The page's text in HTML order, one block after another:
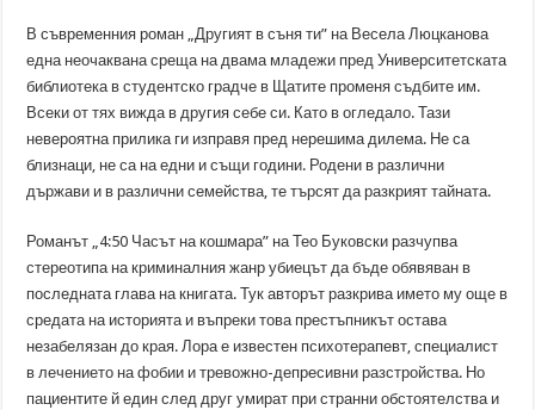
В съвременния роман „Другият в съня ти” на Весела Люцканова
една неочаквана среща на двама младежи пред Университетската
библиотека в студентско градче в Щатите променя съдбите им.
Всеки от тях вижда в другия себе си. Като в огледало. Тази
невероятна прилика ги изправя пред нерешима дилема. Не са
близнаци, не са на едни и същи години. Родени в различни
държави и в различни семейства, те търсят да разкрият тайната.
Романът „4:50 Часът на кошмара” на Тео Буковски разчупва
стереотипа на криминалния жанр убиецът да бъде обявяван в
последната глава на книгата. Тук авторът разкрива името му още в
средата на историята и въпреки това престъпникът остава
незабелязан до края. Лора е известен психотерапевт, специалист
в лечението на фобии и тревожно-депресивни разстройства. Но
пациентите й един след друг умират при странни обстоятелства и